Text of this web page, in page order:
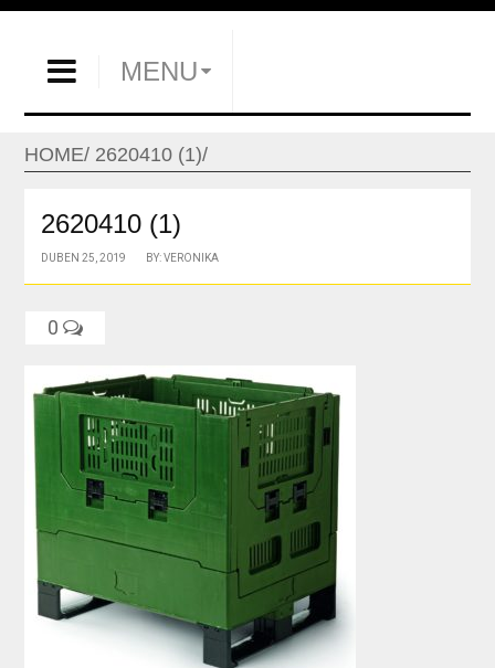
MENU
HOME 2620410 (1)
2620410 (1)
DUBEN 25, 2019 BY: VERONIKA
0